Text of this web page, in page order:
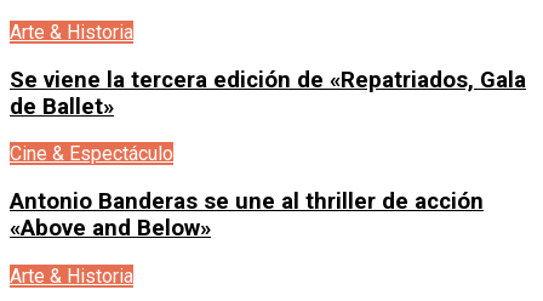
Arte & Historia
Se viene la tercera edición de «Repatriados, Gala
de Ballet»
Cine & Espectáculo
Antonio Banderas se une al thriller de acción
«Above and Below»
Arte & Historia